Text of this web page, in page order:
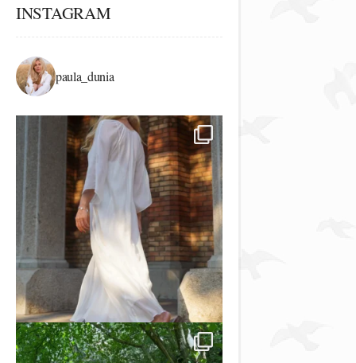
INSTAGRAM
paula_dunia